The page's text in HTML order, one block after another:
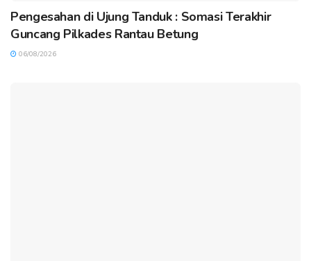
Pengesahan di Ujung Tanduk : Somasi Terakhir
Guncang Pilkades Rantau Betung
06/08/2026